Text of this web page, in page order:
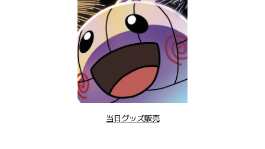
当日グッズ販売